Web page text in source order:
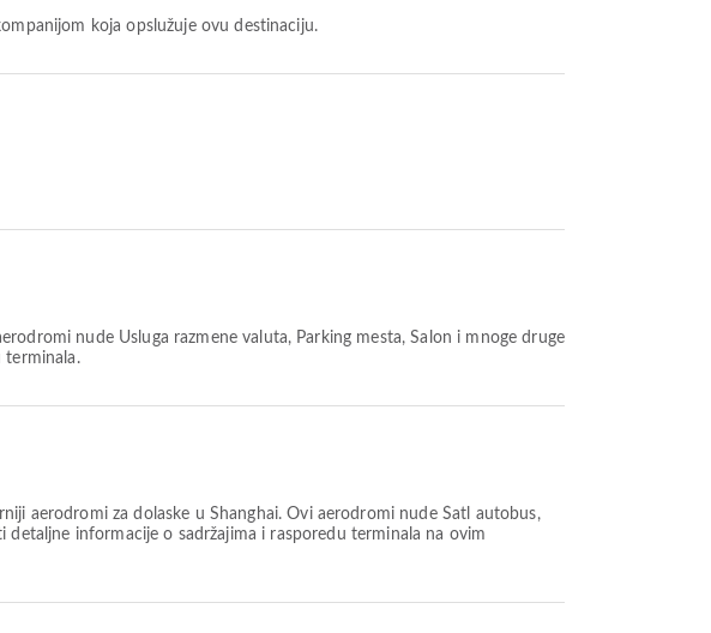
koja opslužuje ovu destinaciju.
nude Usluga razmene valuta, Parking mesta, Salon i mnoge druge
terminala.
aerodromi za dolaske u Shanghai. Ovi aerodromi nude Šatl autobus,
informacije o sadržajima i rasporedu terminala na ovim